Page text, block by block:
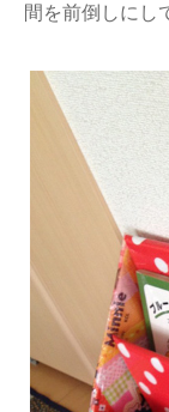
間を前倒しにし